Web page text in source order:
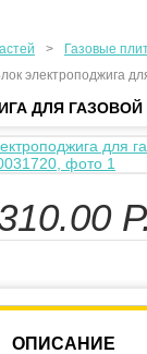
> Газовые
электроподжига
ДЛЯ
Р.
ОПИСАНИЕ